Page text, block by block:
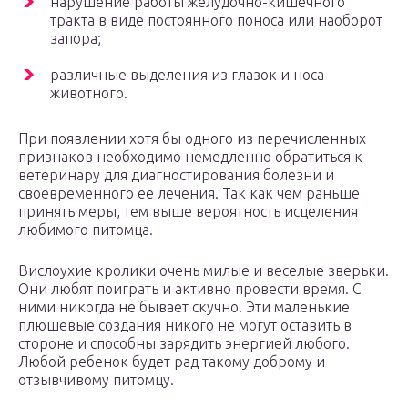
тракта в виде постоянного поноса или наоборот
запора;
различные выделения из глазок и носа
животного.
При появлении хотя бы одного из перечисленных
признаков необходимо немедленно обратиться к
ветеринару для диагностирования болезни и
своевременного ее лечения. Так как чем раньше
принять меры, тем выше вероятность исцеления
любимого питомца.
Вислоухие кролики очень милые и веселые зверьки.
Они любят поиграть и активно провести время. С
ними никогда не бывает скучно. Эти маленькие
плюшевые создания никого не могут оставить в
стороне и способны зарядить энергией любого.
Любой ребенок будет рад такому доброму и
отзывчивому питомцу.